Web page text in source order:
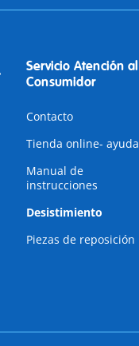
Servicio Atención al
Consumidor
Contacto
Tienda online- ayuda
Manual de
instrucciones
Desistimiento
Piezas de reposición